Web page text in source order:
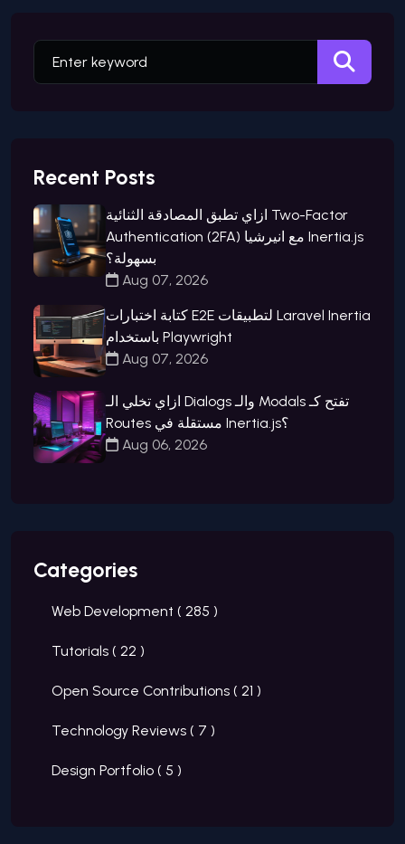
Recent Posts
ازاي تطبق المصادقة الثنائية Two-Factor
Authentication (2FA) مع انيرشيا Inertia.js
بسهولة؟
Aug 07, 2026
كتابة اختبارات E2E لتطبيقات Laravel Inertia
باستخدام Playwright
Aug 07, 2026
ازاي تخلي الـ Dialogs والـ Modals تفتح كـ
Routes مستقلة في Inertia.js؟
Aug 06, 2026
Categories
Web Development ( 285 )
Tutorials ( 22 )
Open Source Contributions ( 21 )
Technology Reviews ( 7 )
Design Portfolio ( 5 )